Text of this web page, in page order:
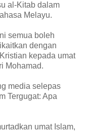
al-Kitab dalam
Melayu.
semua boleh
dengan
kepada umat
Mohamad.
media selepas
Tergugat: Apa
umat Islam,